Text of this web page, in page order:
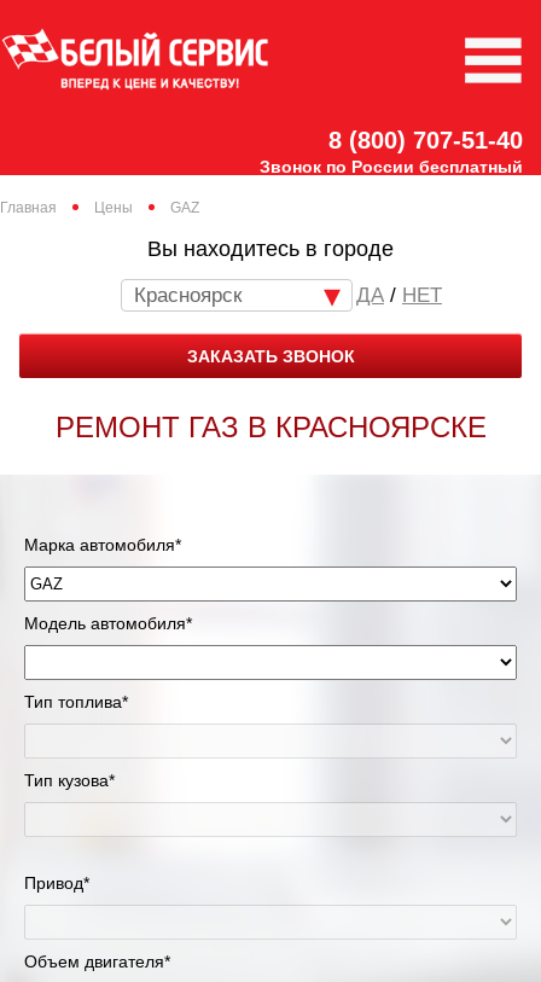
8 (800) 707-51-40
Звонок по России бесплатный
Главная Цены GAZ
Вы находитесь в городе
Красноярск / НЕТ
ЗАКАЗАТЬ ЗВОНОК
РЕМОНТ ГАЗ В КРАСНОЯРСКЕ
Марка автомобиля*
Модель автомобиля*
Тип топлива*
Тип кузова*
Привод*
Объем двигателя*